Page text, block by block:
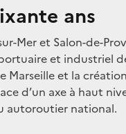
ans
Mer et Salon-de-
et industriel
et la
d’un axe à haut
autoroutier national.